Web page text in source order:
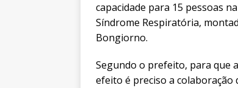
capacidade para 15 pessoas
Síndrome Respiratória,
Bongiorno.
Segundo o prefeito, para que
efeito é preciso a colaboração